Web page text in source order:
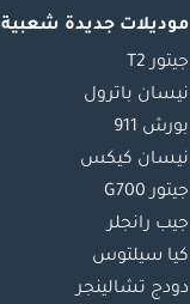
موديلات جديدة شعبية
جيتور T2
نيسان باترول
بورش 911
نيسان كيكس
جيتور G700
جيب رانجلر
كيا سيلتوس
دودج تشالينجر